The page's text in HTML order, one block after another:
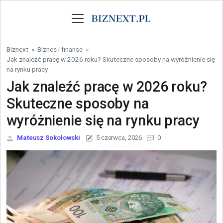
Biznext » Biznes i finanse »
Jak znaleźć pracę w 2026 roku? Skuteczne sposoby na wyróżnienie się
na rynku pracy
Jak znaleźć pracę w 2026 roku?
Skuteczne sposoby na
wyróżnienie się na rynku pracy
Mateusz Sokołowski 5 czerwca, 2026 0